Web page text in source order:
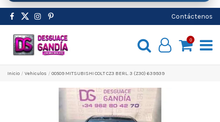
Contáctenos
0
Inicio Vehiculos 00509 MITSUBISHI COLT CZ3 BERL. 3 (Z30) 639939